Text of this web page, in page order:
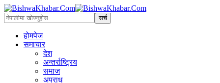
होमपेज
समाचार
देश
अन्तर्राष्ट्रिय
समाज
अपराध